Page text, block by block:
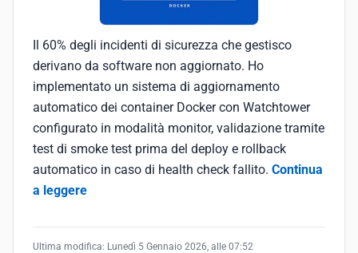
Il 60% degli incidenti di sicurezza che gestisco
derivano da software non aggiornato. Ho
implementato un sistema di aggiornamento
automatico dei container Docker con Watchtower
configurato in modalità monitor, validazione tramite
test di smoke test prima del deploy e rollback
automatico in caso di health check fallito. Continua
a leggere
Ultima modifica: Lunedì 5 Gennaio 2026, alle 07:52